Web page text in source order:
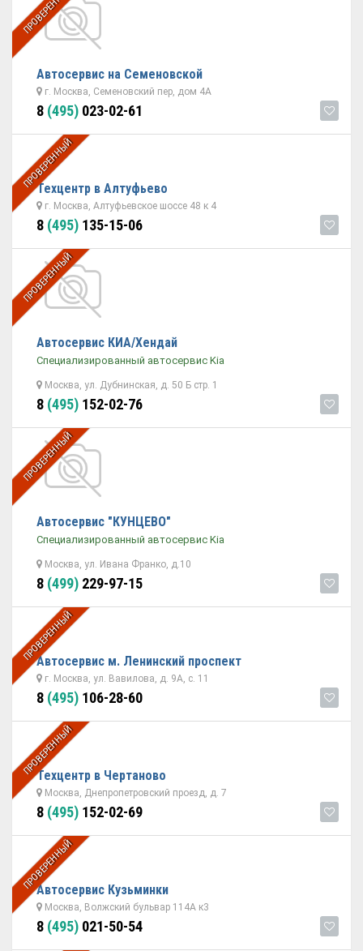
Автосервис на Семеновской
г. Москва, Семеновский пер, дом 4А
8 (495) 023-02-61
ПРОВЕРЕННЫЙ
Техцентр в Алтуфьево
г. Москва, Алтуфьевское шоссе 48 к 4
8 (495) 135-15-06
ПРОВЕРЕННЫЙ
Автосервис КИА/Хендай
Специализированный автосервис Kia
Москва, ул. Дубнинская, д. 50 Б стр. 1
8 (495) 152-02-76
ПРОВЕРЕННЫЙ
Автосервис "КУНЦЕВО"
Специализированный автосервис Kia
Москва, ул. Ивана Франко, д.10
8 (499) 229-97-15
ПРОВЕРЕННЫЙ
Автосервис м. Ленинский проспект
г. Москва, ул. Вавилова, д. 9А, с. 11
8 (495) 106-28-60
ПРОВЕРЕННЫЙ
Техцентр в Чертаново
Москва, Днепропетровский проезд, д. 7
8 (495) 152-02-69
ПРОВЕРЕННЫЙ
Автосервис Кузьминки
Москва, Волжский бульвар 114А к3
8 (495) 021-50-54